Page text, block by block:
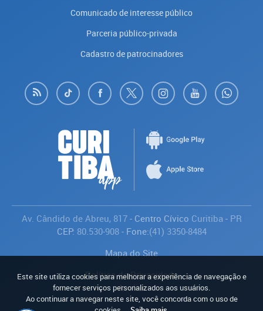
Comunicado de interesse público
Parceria público-privada
Cadastro de patrocinadores
Av. Cândido de Abreu, 817- Centro Cívico Curitiba - PR
CEP: 80.530-908- Fone:(41) 3350-8484
Mapa do Site
Política de Privacidade
Avaliar
Este site utiliza cookies para melhorar a experiência de navegação e
fornecer serviços personalizados aos usuários.
Ao continuar a navegar neste site, você concorda com o uso de